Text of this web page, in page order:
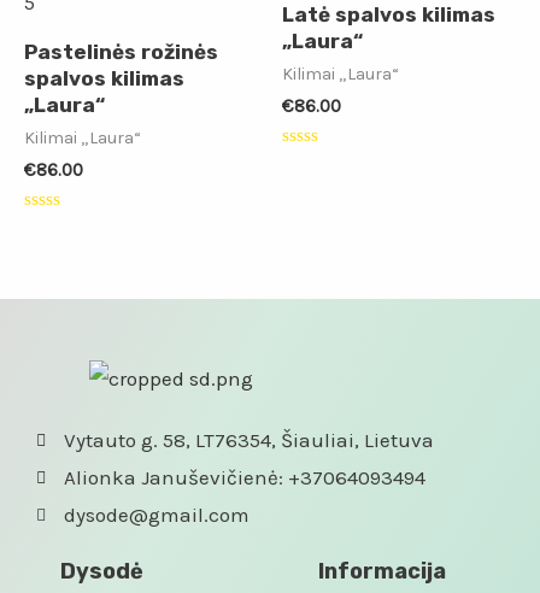
Pastelinės rožinės
spalvos kilimas
„Laura“
Kilimai „Laura“
€86.00
Latė spalvos kilimas
„Laura“
Kilimai „Laura“
€86.00
Vytauto g. 58, LT76354, Šiauliai, Lietuva
Alionka Januševičienė: +37064093494
dysode@gmail.com
Dysodė Informacija